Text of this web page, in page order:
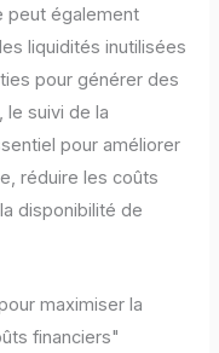
peut également
liquidités inutilisées
pour générer des
le suivi de la
pour améliorer
réduire les coûts
disponibilité de
maximiser la
financiers"